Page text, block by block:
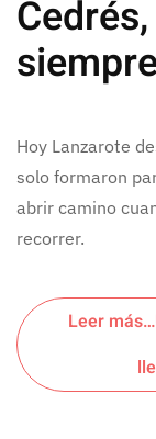
Hoy Lanzarote
solo formaron
abrir camino
recorrer.
Leer